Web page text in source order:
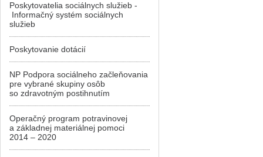
Poskytovatelia sociálnych služieb -
Informačný systém sociálnych
služieb
Poskytovanie dotácií
NP Podpora sociálneho začleňovania
pre vybrané skupiny osôb
so zdravotným postihnutím
Operačný program potravinovej
a základnej materiálnej pomoci
2014 – 2020